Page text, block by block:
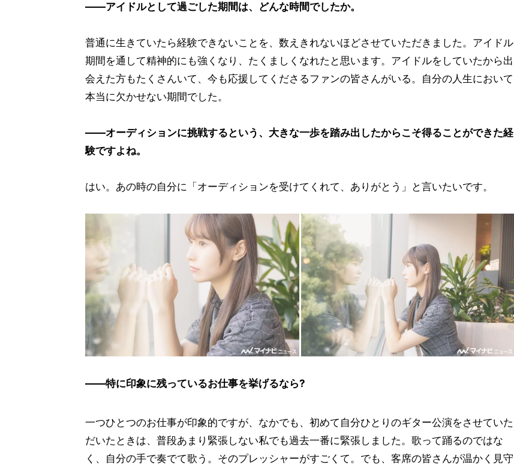
――アイドルとして過ごした期間は、どんな時間でしたか。
普通に生きていたら経験できないことを、数えきれないほどさせていただきました。アイドル
期間を通して精神的にも強くなり、たくましくなれたと思います。アイドルをしていたから出
会えた方もたくさんいて、今も応援してくださるファンの皆さんがいる。自分の人生において
本当に欠かせない期間でした。
――オーディションに挑戦するという、大きな一歩を踏み出したからこそ得ることができた経
験ですよね。
はい。あの時の自分に「オーディションを受けてくれて、ありがとう」と言いたいです。
――特に印象に残っているお仕事を挙げるなら?
一つひとつのお仕事が印象的ですが、なかでも、初めて自分ひとりのギター公演をさせていた
だいたときは、普段あまり緊張しない私でも過去一番に緊張しました。歌って踊るのではな
く、自分の手で奏でて歌う。そのプレッシャーがすごくて。でも、客席の皆さんが温かく見守